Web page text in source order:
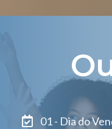
01 - Dia do